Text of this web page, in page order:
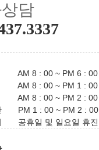
담
AM 8 : 00 ~ PM 6 : 00
AM 8 : 00 ~ PM 1 : 00
AM 8 : 00 ~ PM 2 : 00
PM 1 : 00 ~ PM 2 : 00
공휴일 및 일요일 휴진